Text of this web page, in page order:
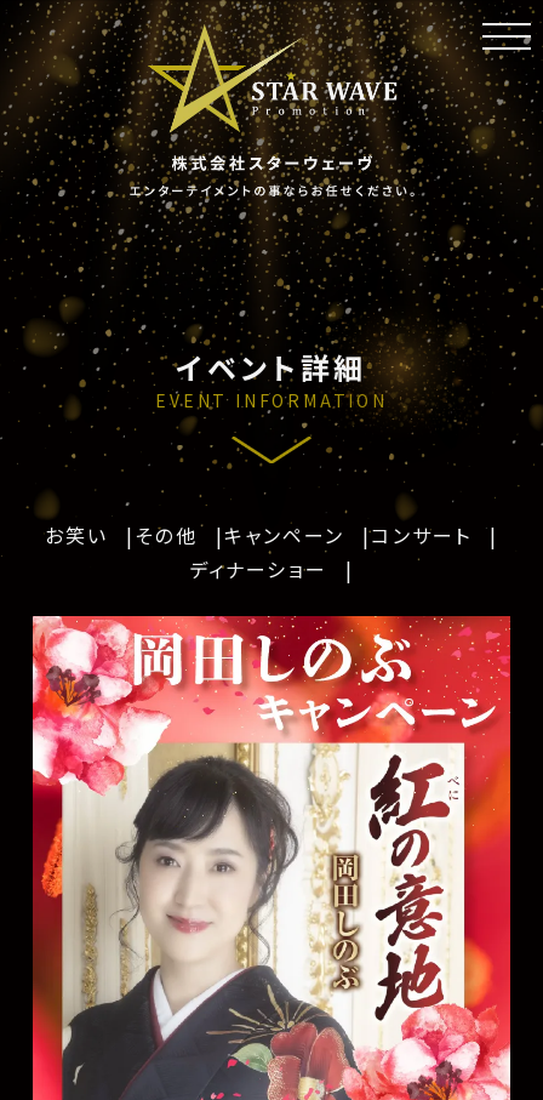
イベント詳細
EVENT INFORMATION
お笑い その他 キャンペーン
コンサート
ディナーショー